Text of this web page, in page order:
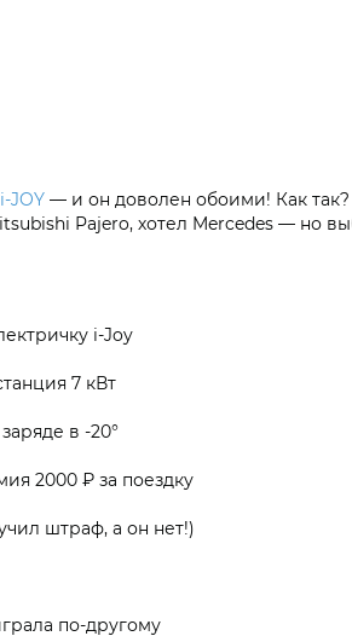
— и он доволен обоими! Как
Pajero, хотел Mercedes — но
i-Joy
7 кВт
в -20°
2000 ₽ за поездку
штраф, а он нет!)
по-другому